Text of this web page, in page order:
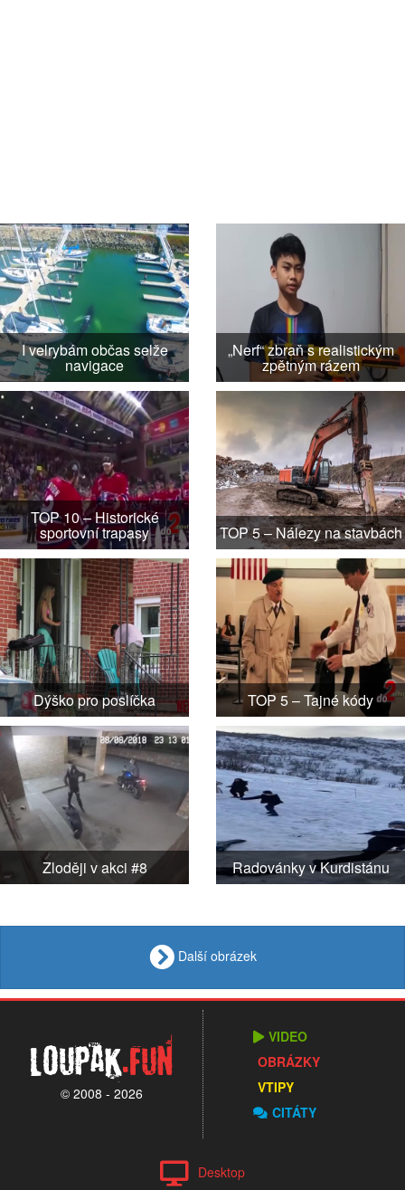
I velrybám občas selže
navigace
„Nerf“ zbraň s realistickým
zpětným rázem
TOP 10 – Historické
sportovní trapasy TOP 5 – Nálezy na stavbách
Dýško pro poslíčka TOP 5 – Tajné kódy
Zloději v akci #8 Radovánky v Kurdistánu
Další obrázek
Loupak.fun
© 2008 - 2026
VIDEO
OBRÁZKY
VTIPY
CITÁTY
Desktop